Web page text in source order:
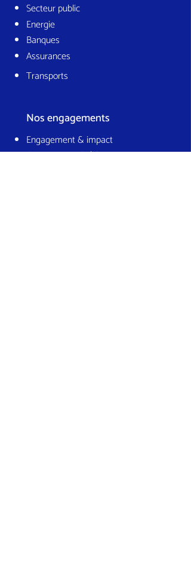
Secteur public
Energie
Banques
Assurances
Transports
Nos engagements
Engagement & impact
Gouvernance & éthique